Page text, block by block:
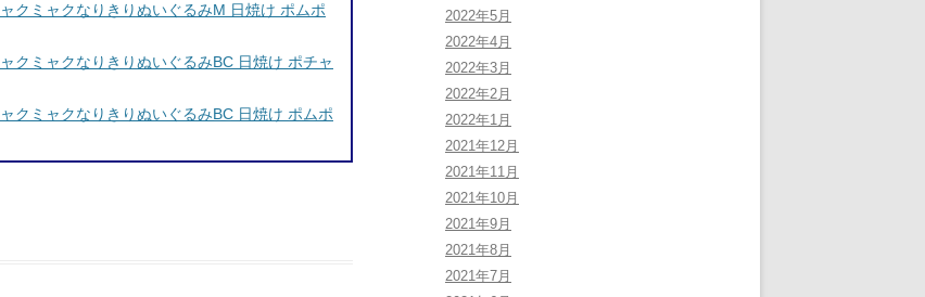
クミャクなりきりぬいぐるみM 日焼け ポムポ
クミャクなりきりぬいぐるみBC 日焼け ポチャ
クミャクなりきりぬいぐるみBC 日焼け ポムポ
2022年5月
2022年4月
2022年3月
2022年2月
2022年1月
2021年12月
2021年11月
2021年10月
2021年9月
2021年8月
2021年7月